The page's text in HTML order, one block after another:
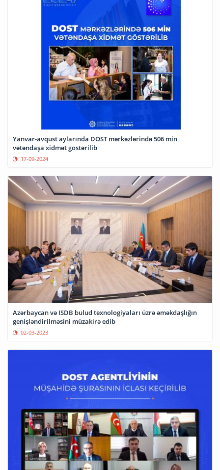
Yanvar-avqust aylarında DOST mərkəzlərində 506 min
vətəndaşa xidmət göstərilib
17-09-2024
Azərbaycan və ISDB bulud texnologiyaları üzrə əməkdaşlığın
genişləndirilməsini müzakirə edib
02-03-2023